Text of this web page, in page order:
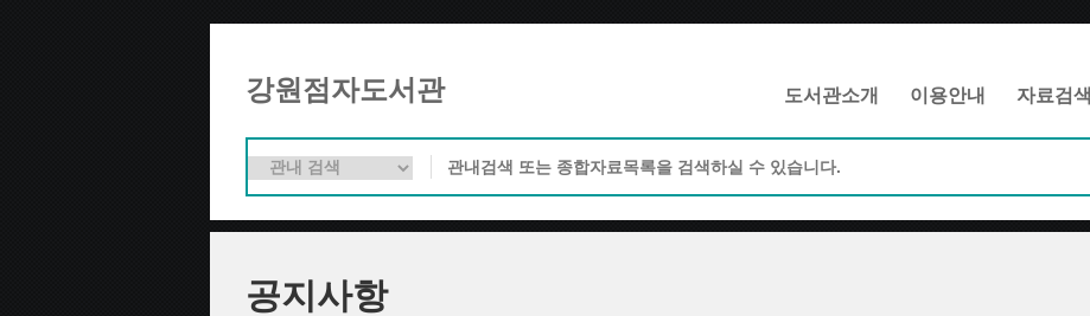
강원점자도서관 도서관소개 이용안내 자료검색
공지사항